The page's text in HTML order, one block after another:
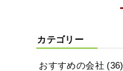
カテゴリー
おすすめの会社 (36)